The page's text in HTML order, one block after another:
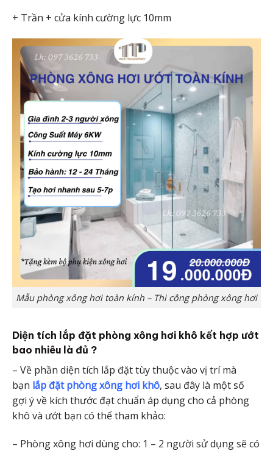
+ Trần + cửa kính cường lực 10mm
Mẫu phòng xông hơi toàn kính – Thi công phòng xông hơi
Diện tích lắp đặt phòng xông hơi khô kết hợp ướt
bao nhiêu là đủ ?
– Về phần diện tích lắp đặt tùy thuộc vào vị trí mà
bạn lắp đặt phòng xông hơi khô, sau đây là một số
gợi ý về kích thước đạt chuẩn áp dụng cho cả phòng
khô và ướt bạn có thể tham khảo:
– Phòng xông hơi dùng cho: 1 – 2 người sử dụng sẽ có